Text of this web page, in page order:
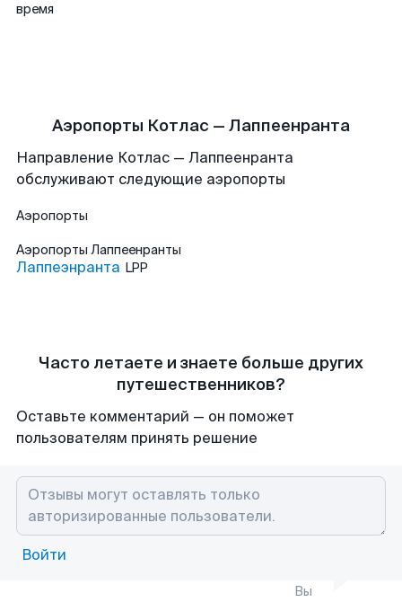
время
Аэропорты Котлас — Лаппеенранта
Направление Котлас — Лаппеенранта
обслуживают следующие аэропорты
Аэропорты
Аэропорты Лаппеенранты
Лаппеэнранта LPP
Часто летаете и знаете больше других
путешественников?
Оставьте комментарий — он поможет
пользователям принять решение
Войти
Вы